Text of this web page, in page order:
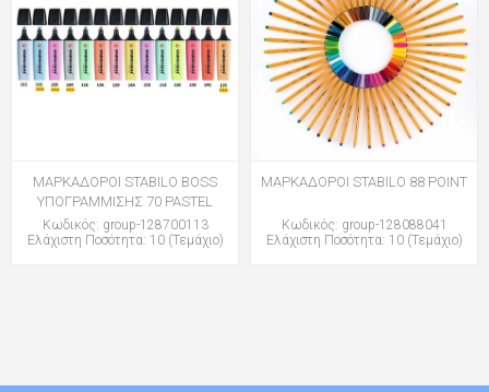
ΜΑΡΚΑΔΟΡΟΙ STABILO BOSS
ΥΠΟΓΡΑΜΜΙΣΗΣ 70 PASTEL
Κωδικός: group-128700113
Ελάχιστη Ποσότητα: 10 (Τεμάχιο)
ΜΑΡΚΑΔΟΡΟΙ STABILO 88 POINT
Κωδικός: group-128088041
Ελάχιστη Ποσότητα: 10 (Τεμάχιο)